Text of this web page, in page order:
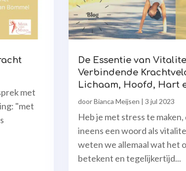
met
"met
De Essentie van
Verbindende
Lichaam, Hoofd, Hart
doorBianca Meijsen | 3 jul 2023
Heb je met stress te
ineens een woord als
weten we allemaal wat het
betekent en tegelijkertijd...